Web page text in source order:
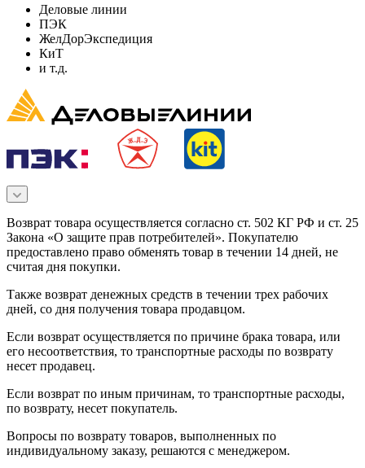
Деловые линии
ПЭК
ЖелДорЭкспедиция
КиТ
и т.д.
Возврат товара осуществляется согласно ст. 502 КГ РФ и ст. 25
Закона «О защите прав потребителей». Покупателю
предоставлено право обменять товар в течении 14 дней, не
считая дня покупки.
Также возврат денежных средств в течении трех рабочих
дней, со дня получения товара продавцом.
Если возврат осуществляется по причине брака товара, или
его несоответствия, то транспортные расходы по возврату
несет продавец.
Если возврат по иным причинам, то транспортные расходы,
по возврату, несет покупатель.
Вопросы по возврату товаров, выполненных по
индивидуальному заказу, решаются с менеджером.